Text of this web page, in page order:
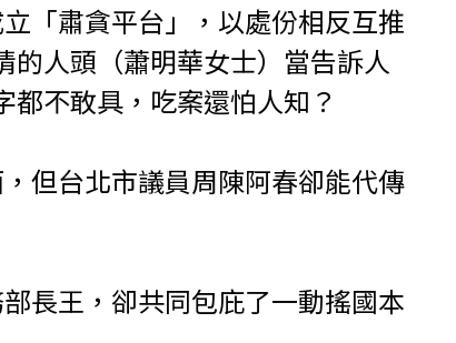
「肅貪平台」，以處份相反互推
的人頭（蕭明華女士）當告訴人
不敢具，吃案還怕人知？
但台北市議員周陳阿春卻能代傳
長王，卻共同包庇了一動搖國本